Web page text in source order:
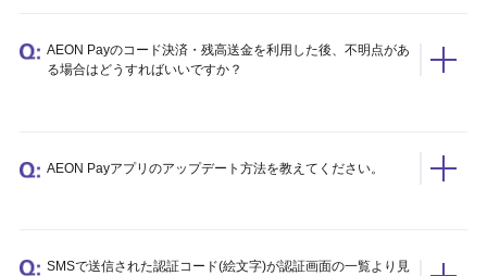
AEON Payのコード決済・残高送金を利用した後、不明点があ
る場合はどうすればいいですか？
AEON Payアプリのアップデート方法を教えてください。
SMSで送信された認証コード(絵文字)が認証画面の一覧より見